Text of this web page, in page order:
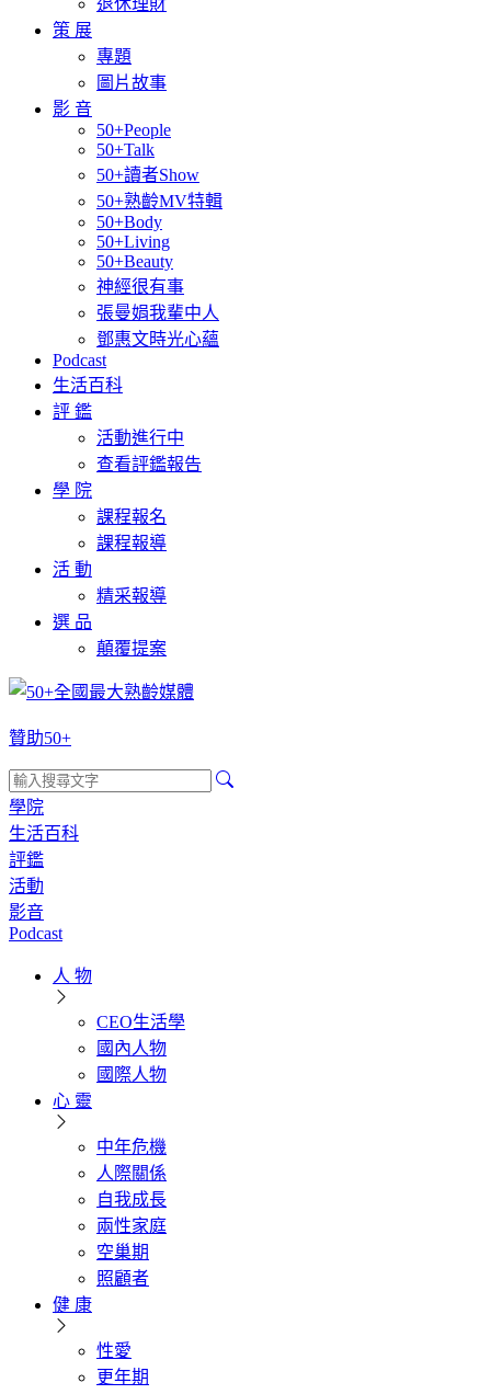
退休理財
策 展
專題
圖片故事
影 音
50+People
50+Talk
50+讀者Show
50+熟齡MV特輯
50+Body
50+Living
50+Beauty
神經很有事
張曼娟我輩中人
鄧惠文時光心蘊
Podcast
生活百科
評 鑑
活動進行中
查看評鑑報告
學 院
課程報名
課程報導
活 動
精采報導
選 品
顛覆提案
贊助50+
學院
生活百科
評鑑
活動
影音
Podcast
人 物
CEO生活學
國內人物
國際人物
心 靈
中年危機
人際關係
自我成長
兩性家庭
空巢期
照顧者
健 康
性愛
更年期